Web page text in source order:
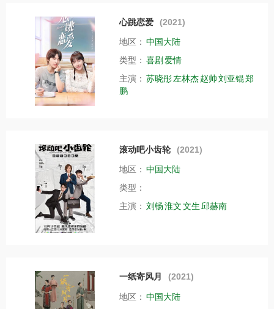
心跳恋爱 (2021)
地区： 中国大陆
类型： 喜剧 爱情
主演： 苏晓彤左林杰赵帅刘亚锟郑
鹏
滚动吧小齿轮 (2021)
地区： 中国大陆
类型：
主演： 刘畅淮文文生 邱赫南
一纸寄风月 (2021)
地区： 中国大陆